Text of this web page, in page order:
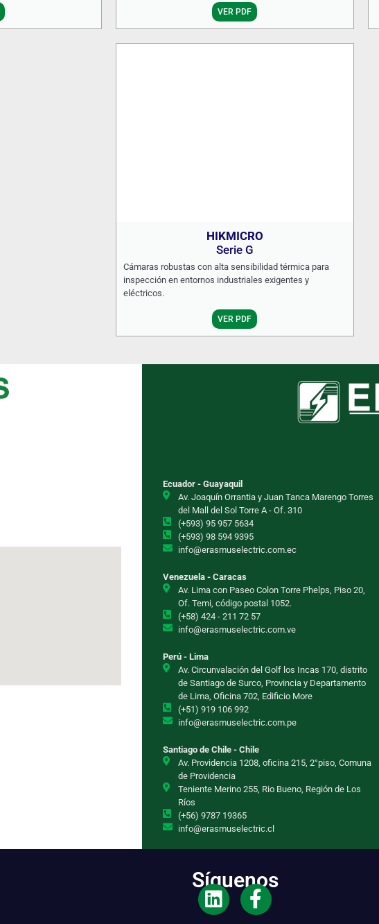
VER PDF
HIKMICRO
Serie G
Cámaras robustas con alta sensibilidad térmica para
inspección en entornos industriales exigentes y
eléctricos.
VER PDF
Ecuador - Guayaquil
Av. Joaquín Orrantia y Juan Tanca Marengo Torres
del Mall del Sol Torre A - Of. 310
(+593) 95 957 5634
(+593) 98 594 9395
info@erasmuselectric.com.ec
Venezuela - Caracas
Av. Lima con Paseo Colon Torre Phelps, Piso 20,
Of. Temi, código postal 1052.
(+58) 424 - 211 72 57
info@erasmuselectric.com.ve
Perú - Lima
Av. Circunvalación del Golf los Incas 170, distrito
de Santiago de Surco, Provincia y Departamento
de Lima, Oficina 702, Edificio More
(+51) 919 106 992
info@erasmuselectric.com.pe
Santiago de Chile - Chile
Av. Providencia 1208, oficina 215, 2°piso, Comuna
de Providencia
Teniente Merino 255, Rio Bueno, Región de Los
Ríos
(+56) 9787 19365
info@erasmuselectric.cl
Síguenos